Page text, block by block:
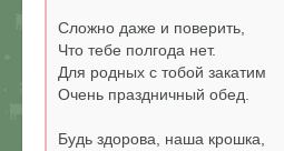
Сложно даже и поверить,
Что тебе полгода нет.
Для родных с тобой закатим
Очень праздничный обед.
Будь здорова, наша крошка,